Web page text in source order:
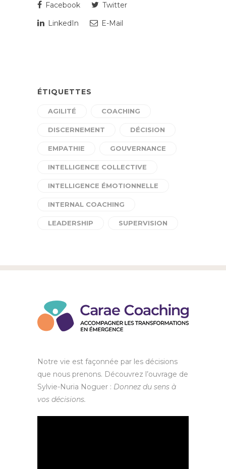
Facebook
Twitter
LinkedIn
E-Mail
ÉTIQUETTES
AGILITÉ COACHING
DISCERNEMENT DÉCISION
EMPATHIE GOUVERNANCE
INTELLIGENCE COLLECTIVE
INTELLIGENCE ÉMOTIONNELLE
INTERNAL COACHING
LEADERSHIP SUPERVISION
Notre vie est façonnée par les décisions
que nous prenons. Découvrez l’ouvrage de
Sylvie-Nuria Noguer : Donnez du sens à
vos décisions.